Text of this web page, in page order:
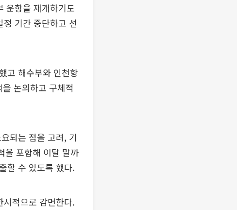
운항을 재개하기도
기간 중단하고 선
고 해수부와 인천항
논의하고 구체적
되는 점을 고려, 기
을 포함해 이달 말까
할 수 있도록 했다.
적으로 감면한다.